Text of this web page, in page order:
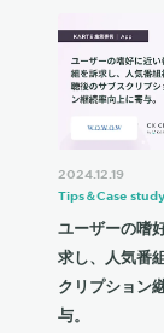
2024.12.19
Tips＆Case study
ユーザーの嗜
求し、人気番
クリプション
与。